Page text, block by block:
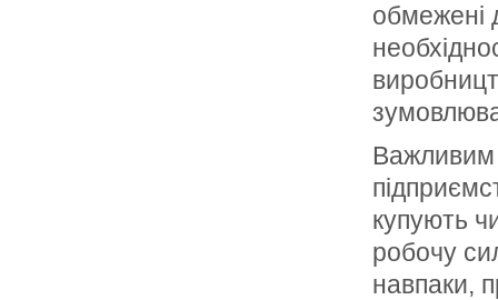
обмежені
Важливим
ку­пують
робочу
навпаки,